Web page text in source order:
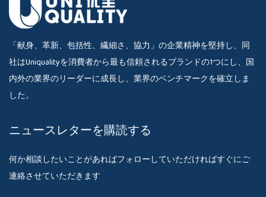
「献身、革新、包括性、繊細さ、協力」の企業精神を堅持し、同
社はUniqualityを消費者から最も信頼されるブランドの1つにし、国
内外の業界のリーダーに成長し、業界のベンチマークを確立しま
した。
ニュースレターを購読する
何か相談したいことがあればフォローしていただければすぐにご
連絡させていただきます